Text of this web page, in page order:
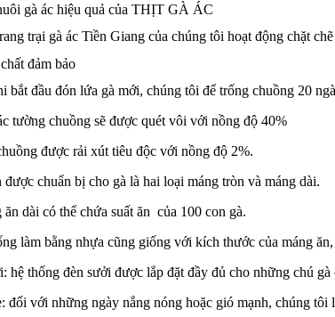
gà ác hiệu quả của THỊT GÀ ÁC
trại gà ác Tiền Giang của chúng tôi hoạt động chặt
đảm bảo
bắt đầu đón lứa gà mới, chúng tôi để trống chuồng 20
tường chuồng sẽ được quét vôi với nồng độ 40%
được rải xút tiêu độc với nồng độ 2%.
được chuẩn bị cho gà là hai loại máng tròn và máng dài.
ăn dài có thể chứa suất ăn của 100 con gà.
làm bằng nhựa cũng giống với kích thước của máng
hệ thống đèn sưởi được lắp đặt đầy đủ cho những chú
đối với những ngày nắng nóng hoặc gió mạnh, chúng